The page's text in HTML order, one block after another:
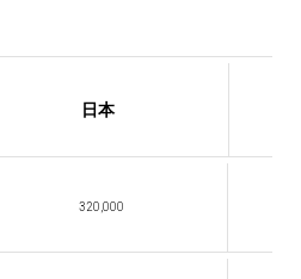
日本
320,000